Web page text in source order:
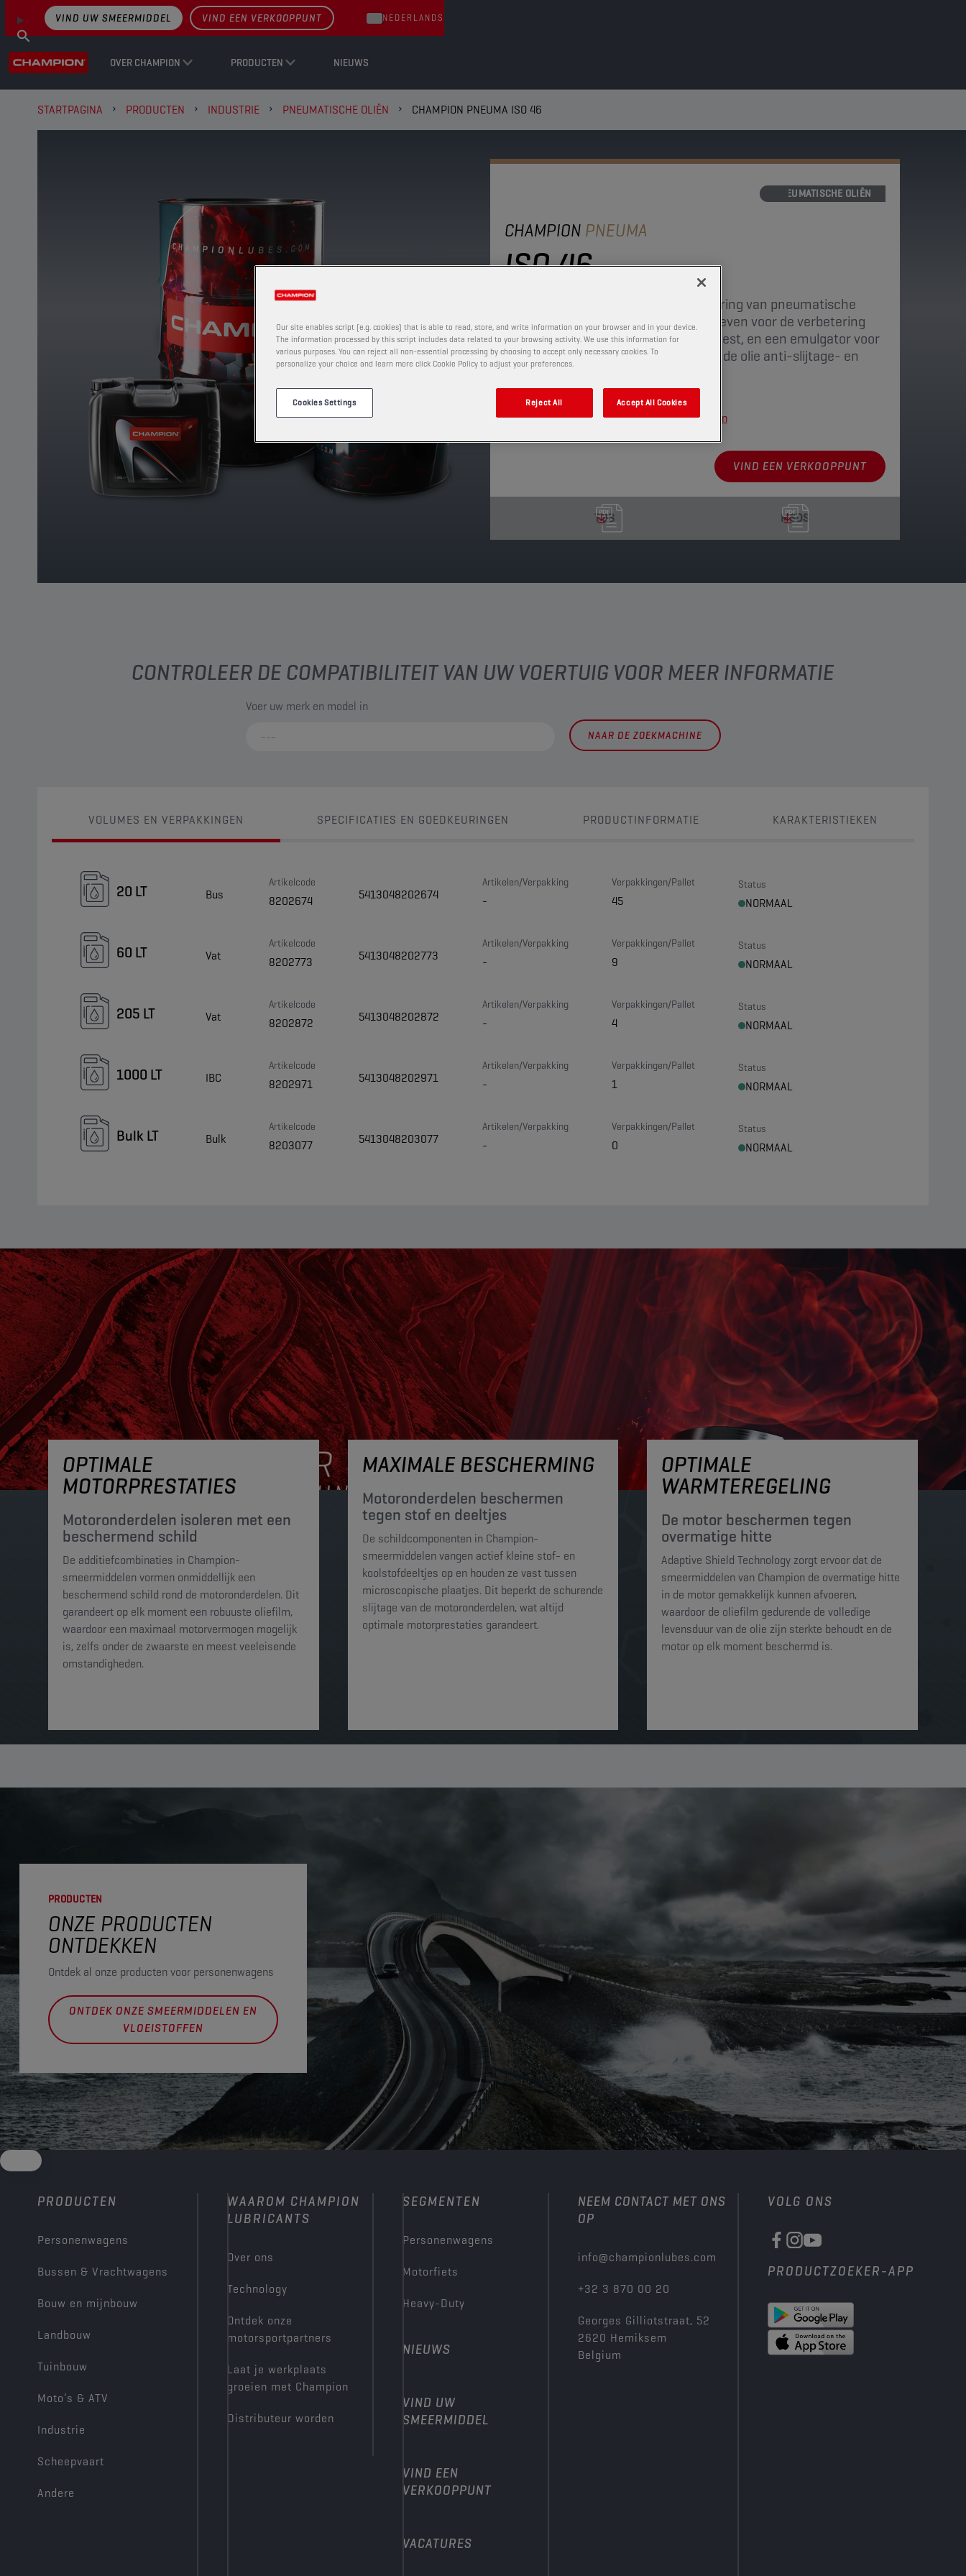
OVER CHAMPION PRODUCTEN NIEUWS
VIND UW SMEERMIDDEL VIND EEN VERKOOPPUNT NEDERLANDS
STARTPAGINA PRODUCTEN INDUSTRIE PNEUMATISCHE OLIËN CHAMPION PNEUMA ISO 46
PNEUMATISCHE OLIËN
CHAMPION PNEUMA
ISO 46
Deze olie wordt gebruikt voor de smering van pneumatische
gereedschappen. De olie bevat additieven voor de verbetering
van adhesie en het tegengaan van roest, en een emulgator voor
het absorberen van vocht. Ook bevat de olie anti-slijtage- en
'extreme-pressure'-additieven.
Leverbare volumes en verpakkingen weergeven
VIND EEN VERKOOPPUNT
TDS MSDS
CONTROLEER DE COMPATIBILITEIT VAN UW VOERTUIG VOOR MEER INFORMATIE
Voer uw merk en model in
NAAR DE ZOEKMACHINE
VOLUMES EN VERPAKKINGEN SPECIFICATIES EN GOEDKEURINGEN PRODUCTINFORMATIE KARAKTERISTIEKEN
20 LT Bus
Artikelcode
8202674 5413048202674
Artikelen/Verpakking
-
Verpakkingen/Pallet
45
Status
NORMAAL
60 LT Vat
Artikelcode
8202773 5413048202773
Artikelen/Verpakking
-
Verpakkingen/Pallet
9
Status
NORMAAL
205 LT Vat
Artikelcode
8202872 5413048202872
Artikelen/Verpakking
-
Verpakkingen/Pallet
4
Status
NORMAAL
1000 LT IBC
Artikelcode
8202971 5413048202971
Artikelen/Verpakking
-
Verpakkingen/Pallet
1
Status
NORMAAL
Bulk LT Bulk
Artikelcode
8203077 5413048203077
Artikelen/Verpakking
-
Verpakkingen/Pallet
0
Status
NORMAAL
OPTIMALE
MOTORPRESTATIES
Motoronderdelen isoleren met een
beschermend schild
De additiefcombinaties in Champion-
smeermiddelen vormen onmiddellijk een
beschermend schild rond de motoronderdelen. Dit
garandeert op elk moment een robuuste oliefilm,
waardoor een maximaal motorvermogen mogelijk
is, zelfs onder de zwaarste en meest veeleisende
omstandigheden.
MAXIMALE BESCHERMING
Motoronderdelen beschermen
tegen stof en deeltjes​
De schildcomponenten in Champion-
smeermiddelen vangen actief kleine stof- en
koolstofdeeltjes op en houden ze vast tussen
microscopische plaatjes. Dit beperkt de schurende
slijtage van de motoronderdelen, wat altijd
optimale motorprestaties garandeert.
OPTIMALE
WARMTEREGELING
De motor beschermen tegen
overmatige hitte​​​
Adaptive Shield Technology zorgt ervoor dat de
smeermiddelen van Champion de overmatige hitte
in de motor gemakkelijk kunnen afvoeren,
waardoor de oliefilm gedurende de volledige
levensduur van de olie zijn sterkte behoudt en de
motor op elk moment beschermd is. ​
PRODUCTEN
ONZE PRODUCTEN
ONTDEKKEN
Ontdek al onze producten voor personenwagens
ONTDEK ONZE SMEERMIDDELEN EN
VLOEISTOFFEN
PRODUCTEN
Personenwagens
Bussen & Vrachtwagens
Bouw en mijnbouw
Landbouw
Tuinbouw
Moto’s & ATV
Industrie
Scheepvaart
Andere
WAAROM CHAMPION
LUBRICANTS
Over ons
Technology
Ontdek onze
motorsportpartners
Laat je werkplaats
groeien met Champion
Distributeur worden
SEGMENTEN
Personenwagens
Motorfiets
Heavy-Duty
NIEUWS
VIND UW
SMEERMIDDEL
VIND EEN
VERKOOPPUNT
VACATURES
NEEM CONTACT MET ONS
OP
info@championlubes.com
+32 3 870 00 20
Georges Gilliotstraat, 52
2620 Hemiksem
Belgium
VOLG ONS
PRODUCTZOEKER-APP
Our site enables script (e.g. cookies) that is able to read, store, and write information on your browser and in your device.
The information processed by this script includes data related to your browsing activity. We use this information for
various purposes. You can reject all non-essential processing by choosing to accept only necessary cookies. To
personalize your choice and learn more click Cookie Policy to adjust your preferences.
Cookies Settings Reject All Accept All Cookies